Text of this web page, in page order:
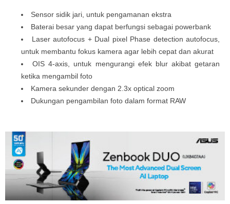
Sensor sidik jari, untuk pengamanan ekstra
Baterai besar yang dapat berfungsi sebagai powerbank
Laser autofocus + Dual pixel Phase detection autofocus,
untuk membantu fokus kamera agar lebih cepat dan akurat
OIS 4-axis, untuk mengurangi efek blur akibat getaran
ketika mengambil foto
Kamera sekunder dengan 2.3x optical zoom
Dukungan pengambilan foto dalam format RAW